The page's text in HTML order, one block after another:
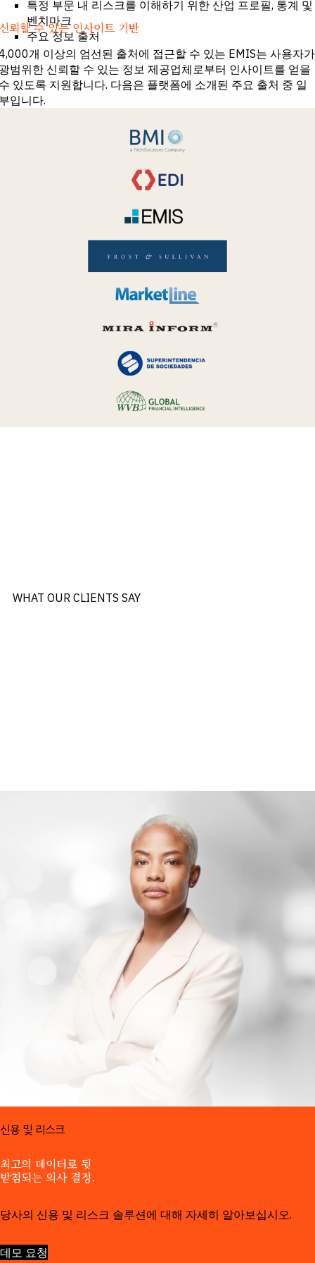
특정 부문 내 리스크를 이해하기 위한 산업 프로필, 통계 및
벤치마크
주요 정보 출처
뢰할 수 있는 인사이트 기반
개 이상의 엄선된 출처에 접근할 수 있는 EMIS는 사용자가
범위한 신뢰할 수 있는 정보 제공업체로부터 인사이트를 얻을
있도록 지원합니다. 다음은 플랫폼에 소개된 주요 출처 중 일
입니다.
WHAT OUR CLIENTS SAY
솔루션:
신용 및 리스크
최고의 데이터로 뒷
받침되는 의사 결정.
당사의 신용 및 리스크 솔루션에 대해 자세히 알아보십시오.
데모 요청